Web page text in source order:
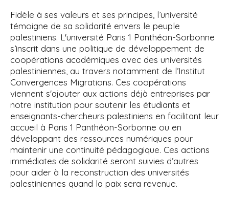
Fidèle à ses valeurs et ses principes, l’université
témoigne de sa solidarité envers le peuple
palestiniens. L'université Paris 1 Panthéon-Sorbonne
s’inscrit dans une politique de développement de
coopérations académiques avec des universités
palestiniennes, au travers notamment de l’Institut
Convergences Migrations. Ces coopérations
viennent s'ajouter aux actions déjà entreprises par
notre institution pour soutenir les étudiants et
enseignants-chercheurs palestiniens en facilitant leur
accueil à Paris 1 Panthéon-Sorbonne ou en
développant des ressources numériques pour
maintenir une continuité pédagogique. Ces actions
immédiates de solidarité seront suivies d’autres
pour aider à la reconstruction des universités
palestiniennes quand la paix sera revenue.